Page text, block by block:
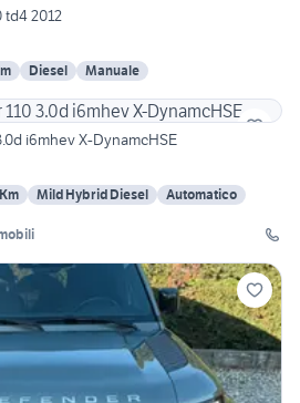
td4 2012
Diesel
Manuale
i6mhev X-DynamcHSE
Mild Hybrid Diesel
Automatico